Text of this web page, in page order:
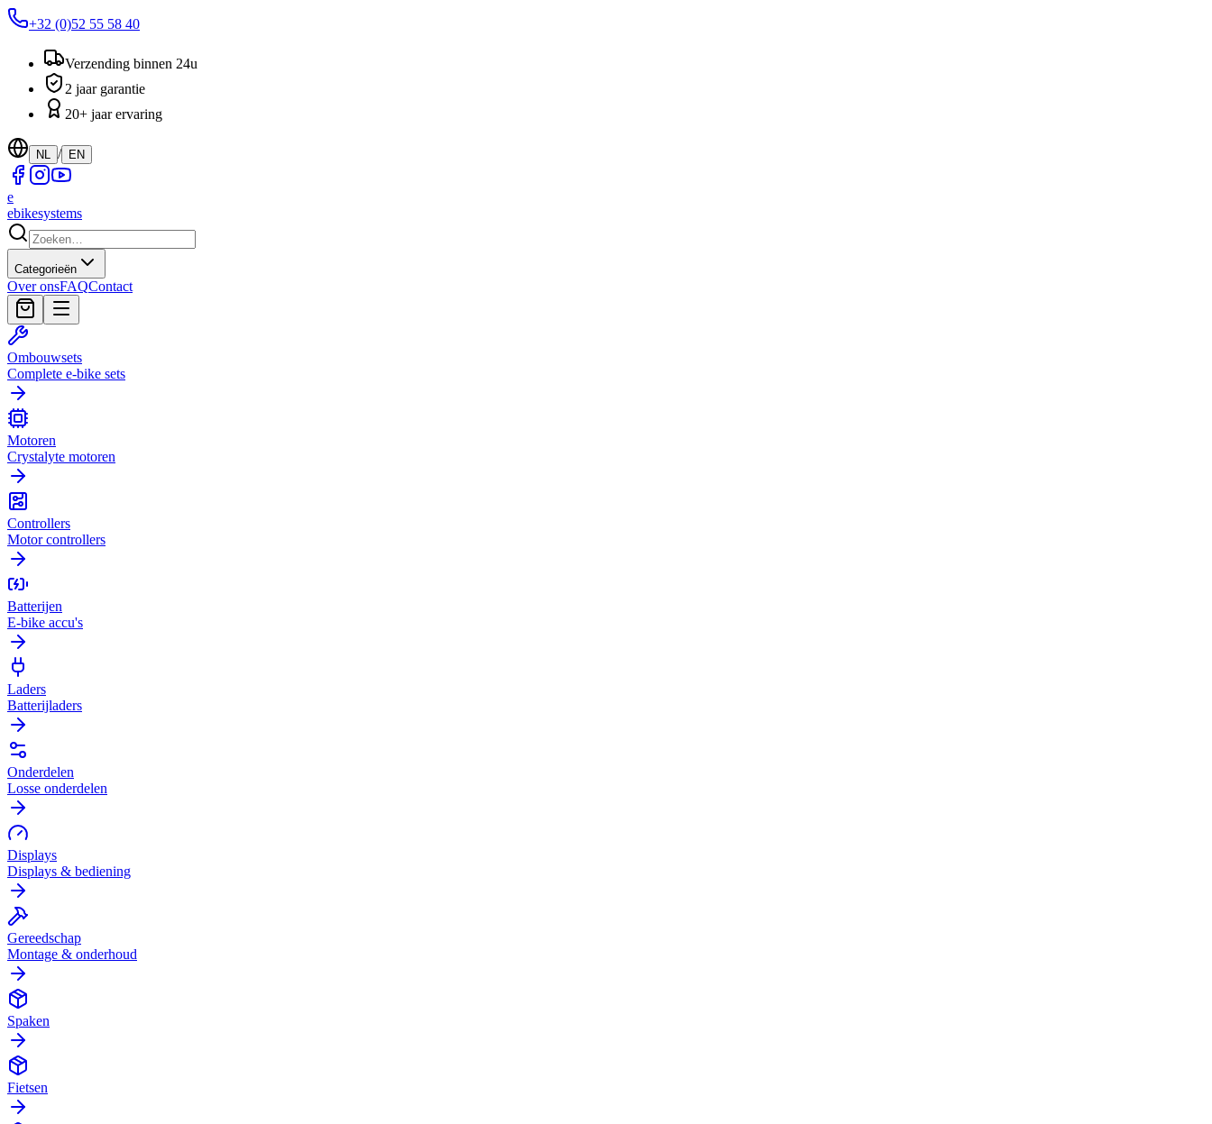
+32 (0)52 55 58 40
Verzending binnen 24u
2 jaar garantie
20+ jaar ervaring
NL / EN
e
ebikesystems
Categorieën
Over onsFAQContact
Ombouwsets
Complete e-bike sets
Motoren
Crystalyte motoren
Controllers
Motor controllers
Batterijen
E-bike accu's
Laders
Batterijladers
Onderdelen
Losse onderdelen
Displays
Displays & bediening
Gereedschap
Montage & onderhoud
Spaken
Fietsen